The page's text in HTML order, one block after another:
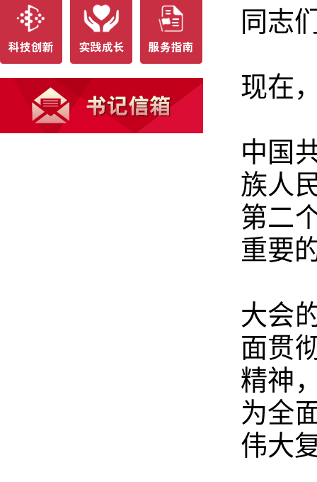
同志
现在
中国
族人
第二
重要
大会
面贯
精神
为全
伟大